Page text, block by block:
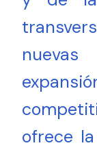
ofrece